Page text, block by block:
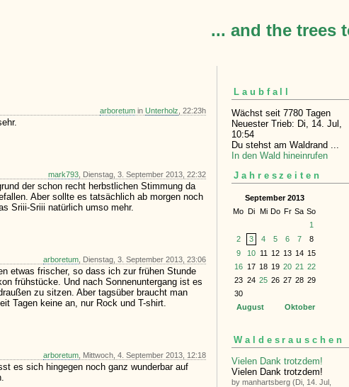
... and the trees
arboretum in Unterholz , 22:23h
mark793 , Dienstag, 3. September 2013, 22:32
der schon recht herbstlichen Stimmung da
Aber sollte es tatsächlich ab morgen noch
Sriii-Sriii natürlich umso mehr.
arboretum , Dienstag, 3. September 2013, 23:06
etwas frischer, so dass ich zur frühen Stunde
frühstücke. Und nach Sonnenuntergang ist es
zu sitzen. Aber tagsüber braucht man
Tagen keine an, nur Rock und T-shirt.
arboretum , Mittwoch, 4. September 2013, 12:18
es sich hingegen noch ganz wunderbar auf
Laubfall
Wächst seit 7780 Tagen
Neuester Trieb: Di, 14. Jul,
10:54
Du stehst am Waldrand ...
In den Wald hineinrufen
Jahreszeiten
September 2013
Mo Di Mi Do Fr Sa So
1
2
3 4 5 6 7
8
9
10 11 12 13 14 15
16
17 18 19 20 21 22
23 24 25 26 27 28 29
30
August
Oktober
Waldesrauschen
Vielen Dank trotzdem!
Vielen Dank trotzdem!
by manhartsberg (Di, 14. Jul,